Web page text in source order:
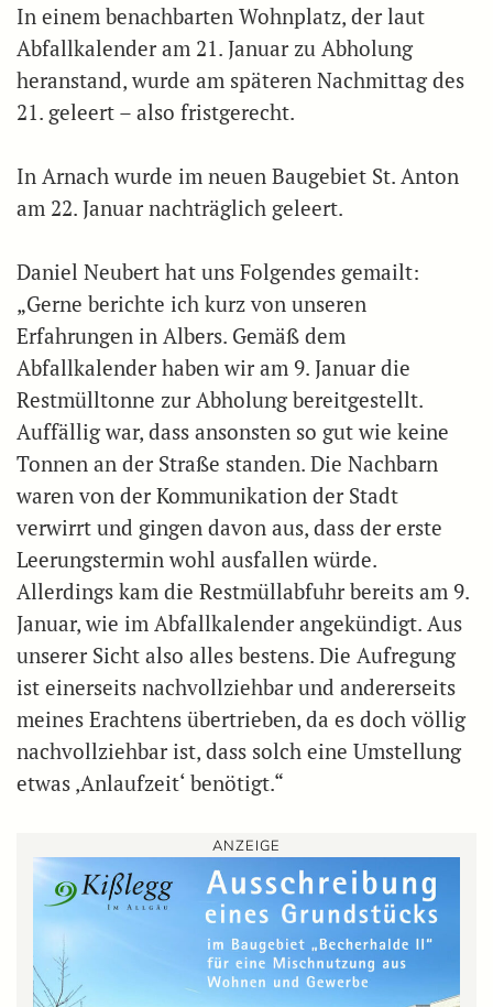
In einem benachbarten Wohnplatz, der laut
Abfallkalender am 21. Januar zu Abholung
heranstand, wurde am späteren Nachmittag des
21. geleert – also fristgerecht.
In Arnach wurde im neuen Baugebiet St. Anton
am 22. Januar nachträglich geleert.
Daniel Neubert hat uns Folgendes gemailt:
„Gerne berichte ich kurz von unseren
Erfahrungen in Albers. Gemäß dem
Abfallkalender haben wir am 9. Januar die
Restmülltonne zur Abholung bereitgestellt.
Auffällig war, dass ansonsten so gut wie keine
Tonnen an der Straße standen. Die Nachbarn
waren von der Kommunikation der Stadt
verwirrt und gingen davon aus, dass der erste
Leerungstermin wohl ausfallen würde.
Allerdings kam die Restmüllabfuhr bereits am 9.
Januar, wie im Abfallkalender angekündigt. Aus
unserer Sicht also alles bestens. Die Aufregung
ist einerseits nachvollziehbar und andererseits
meines Erachtens übertrieben, da es doch völlig
nachvollziehbar ist, dass solch eine Umstellung
etwas ,Anlaufzeit‘ benötigt.“
ANZEIGE